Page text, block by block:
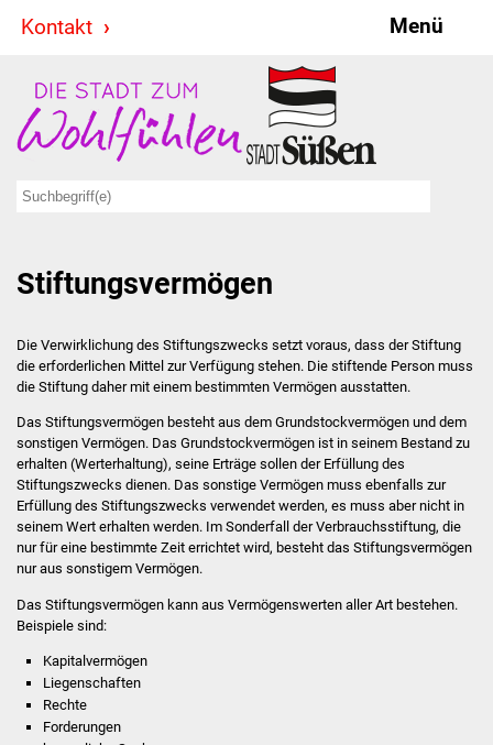
Kontakt Menü
Stadt & Politik
Bürgermeister
Ausschüsse
Ratsinformationssystem
Jugendbeirat
Summerrockfestival
Hallenbadparty
Stadtverwaltung
Stiftungsvermögen
Die Verwirklichung des Stiftungszwecks setzt voraus, dass der Stiftung
die erforderlichen Mittel zur Verfügung stehen. Die stiftende Person muss
die Stiftung daher mit einem bestimmten Vermögen ausstatten.
Das Stiftungsvermögen besteht aus dem Grundstockvermögen und dem
sonstigen Vermögen. Das Grundstockvermögen ist in seinem Bestand zu
erhalten (Werterhaltung), seine Erträge sollen der Erfüllung des
Stiftungszwecks dienen. Das sonstige Vermögen muss ebenfalls zur
Erfüllung des Stiftungszwecks verwendet werden, es muss aber nicht in
seinem Wert erhalten werden. Im Sonderfall der Verbrauchsstiftung, die
nur für eine bestimmte Zeit errichtet wird, besteht das Stiftungsvermögen
nur aus sonstigem Vermögen.
Das Stiftungsvermögen kann aus Vermögenswerten aller Art bestehen.
Beispiele sind:
Kapitalvermögen
Liegenschaften
Rechte
Forderungen